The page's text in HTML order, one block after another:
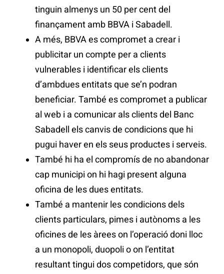
tinguin almenys un 50 per cent del
finançament amb BBVA i Sabadell.
A més, BBVA es compromet a crear i
publicitar un compte per a clients
vulnerables i identificar els clients
d’ambdues entitats que se’n podran
beneficiar. També es compromet a publicar
al web i a comunicar als clients del Banc
Sabadell els canvis de condicions que hi
pugui haver en els seus productes i serveis.
També hi ha el compromís de no abandonar
cap municipi on hi hagi present alguna
oficina de les dues entitats.
També a mantenir les condicions dels
clients particulars, pimes i autònoms a les
oficines de les àrees on l’operació doni lloc
a un monopoli, duopoli o on l’entitat
resultant tingui dos competidors, que són